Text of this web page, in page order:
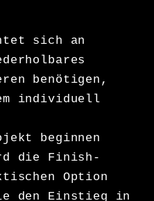
sich an
benötigen,
individuell
beginnen
die Finish-
Option
den Einstieg in